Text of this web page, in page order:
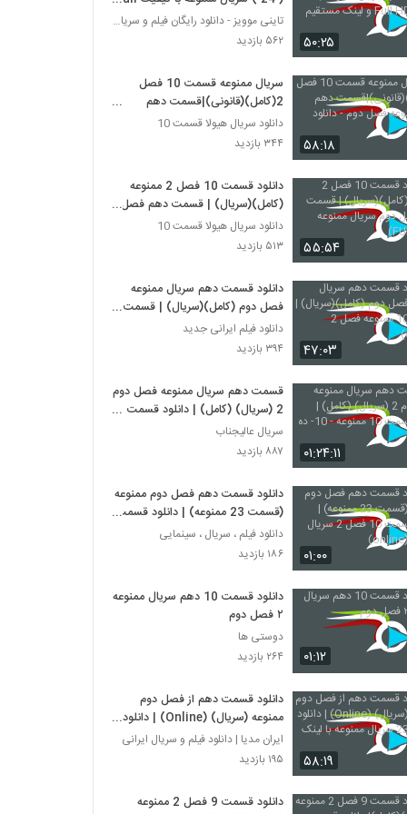
۵۰:۲۵
HD و لینک مستقیم
تاینی موویز - دانلود رایگان فیلم و سریال ایرانی جد
۵۶۲ بازدید
۵۸:۱۸
سریال ممنوعه قسمت 10 فصل
2(کامل)(قانونی)|قسمت دهم
سریالممنوعه فصل دوم - دانلود
قانونی
دانلود سریال هیولا قسمت 10
۳۴۴ بازدید
۵۵:۵۴
دانلود قسمت 10 فصل 2 ممنوعه
(کامل)(سریال) | قسمت دهم فصل
دوم سریال ممنوعه (FULL HD)
دانلود سریال هیولا قسمت 10
۵۱۳ بازدید
۴۷:۰۳
دانلود قسمت دهم سریال ممنوعه
فصل دوم (کامل)(سریال) | قسمت
10 ممنوعه فصل 2 (online)
دانلود فیلم ایرانی جدید
۳۹۴ بازدید
۰۱:۲۴:۱۱
قسمت دهم سریال ممنوعه فصل دوم
2 (سریال) (کامل) | دانلود قسمت
10 ممنوعه - 10- ده - HD
سریال عالیجناب
۸۸۷ بازدید
۰۱:۰۰
دانلود قسمت دهم فصل دوم ممنوعه
(قسمت 23 ممنوعه) | دانلود قسمت
10 فصل 2 سریال ممنوعه (online)
دانلود فیلم ، سریال ، سینمایی
۱۸۶ بازدید
۰۱:۱۲
دانلود قسمت 10 دهم سریال ممنوعه
۲ فصل دوم
دوستی ها
۲۶۴ بازدید
۵۸:۱۹
دانلود قسمت دهم از فصل دوم
ممنوعه (سریال) (Online) | دانلود
قسمت 23 سریال ممنوعه با لینک
مستقیم
ایران مدیا | دانلود فیلم و سریال ایرانی
۱۹۵ بازدید
دانلود قسمت 9 فصل 2 ممنوعه